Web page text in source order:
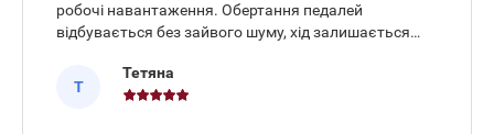
робочі навантаження. Обертання педалей
відбувається без зайвого шуму, хід залишається
зручно, тому напруження в спині під час тривалої
їзди відсутнє. Велот
Т
Тетяна